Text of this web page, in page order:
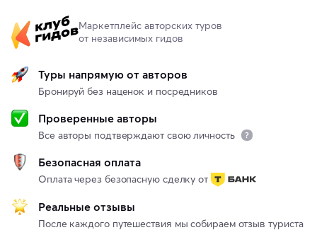
Маркетплейс авторских туров
от независимых гидов
Туры напрямую от авторов
Бронируй без наценок и посредников
Проверенные авторы
Все авторы подтверждают свою личность
Безопасная оплата
Оплата через безопасную сделку от
Реальные отзывы
После каждого путешествия мы собираем отзыв туриста